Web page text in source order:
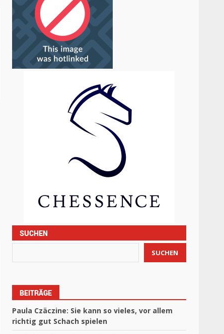
SUCHEN
SUCHEN
BEITRÄGE
Paula Czäczine: Sie kann so vieles, vor allem
richtig gut Schach spielen